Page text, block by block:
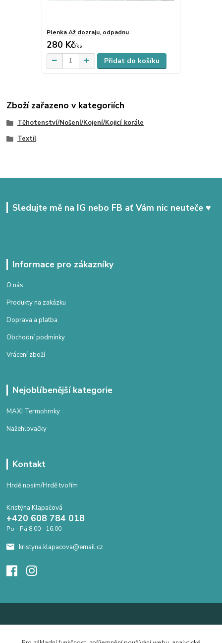
Plenka Až dozraju, odpadnu
280 Kč/ks
Přidat do košíku
Zboží zařazeno v kategoriích
Těhotenství/Nošení/Kojení/Kojicí korále
Textil
Sledujte mě na IG nebo FB ať Vám nic neuteče ♥
Informace pro zákazníky
O nás
Produkty na zakázku
Doprava a platba
Obchodní podmínky
Vrácení zboží
Nejoblíbenější kategorie
MAXI Termohrnky
Nažehlovačky
Kontakt
Hrdě nosím/Hrdě tvořím
Kristýna Klapačová
+420 608 784 018
Po - Pá 8.00 - 16.00
kristyna.klapacova@email.cz